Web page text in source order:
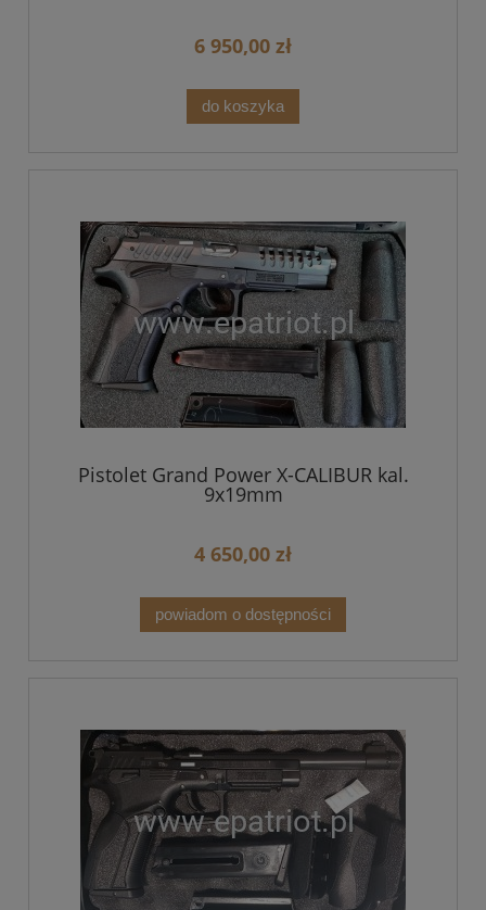
6 950,00 zł
do koszyka
Pistolet Grand Power X-CALIBUR kal.
9x19mm
4 650,00 zł
powiadom o dostępności